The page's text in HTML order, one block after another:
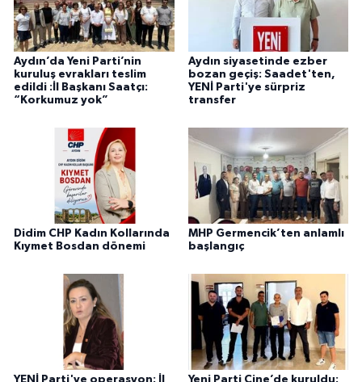
Aydın’da Yeni Parti’nin
kuruluş evrakları teslim
edildi :İl Başkanı Saatçı:
“Korkumuz yok”
Aydın siyasetinde ezber
bozan geçiş: Saadet'ten,
YENİ Parti'ye sürpriz
transfer
Didim CHP Kadın Kollarında
Kıymet Bosdan dönemi
MHP Germencik’ten anlamlı
başlangıç
YENİ Parti'ye operasyon: İl
Yeni Parti Çine’de kuruldu: